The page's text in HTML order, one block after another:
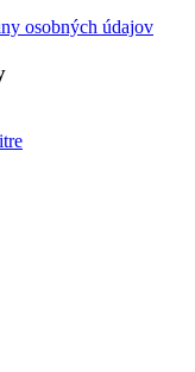
osobných údajov